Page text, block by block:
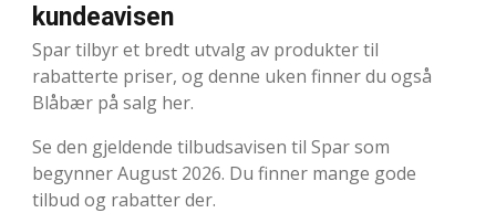
kundeavisen
Spar tilbyr et bredt utvalg av produkter til
rabatterte priser, og denne uken finner du også
Blåbær på salg her.
Se den gjeldende tilbudsavisen til Spar som
begynner August 2026. Du finner mange gode
tilbud og rabatter der.